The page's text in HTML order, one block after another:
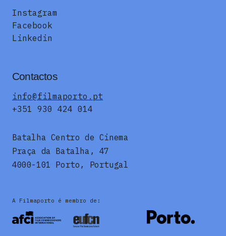
Instagram
Facebook
Linkedin
Contactos
info@filmaporto.pt
+351 930 424 014
Batalha Centro de Cinema
Praça da Batalha, 47
4000-101 Porto, Portugal
A Filmaporto é membro de: